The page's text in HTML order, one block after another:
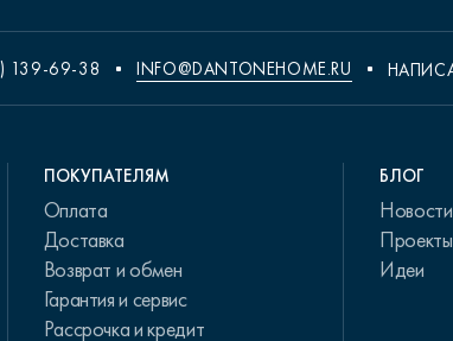
139-69-38 INFO@DANTONEHOME.RU
ПОКУПАТЕЛЯМ
Оплата
Доставка
Возврат и обмен
Гарантия и сервис
Рассрочка и кредит
БЛОГ
Новости
Проекты
Идеи